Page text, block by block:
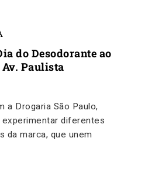
do Desodorante ao
Paulista
a Drogaria São Paulo,
diferentes
da marca, que unem